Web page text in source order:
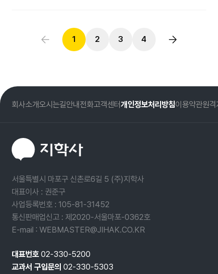
1 2 3 4
회사소개오시는길안내전화고객센터개인정보처리방침이용약관원격
서울특별시 마포구 신촌로6길 5 (주)지학사
대표이사 : 권준구
사업등록번호 : 105-81-31452
통신판매업신고 : 제2020-서울마포-0362호
E-mail : WEBMASTER@JIHAK.CO.KR
대표번호 02-330-5200
교과서 구입문의 02-330-5303